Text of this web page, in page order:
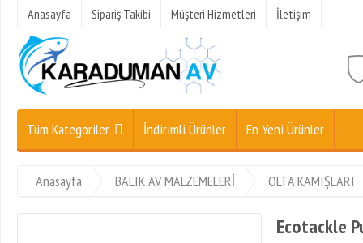
Anasayfa Sipariş Takibi Müşteri Hizmetleri İletişim
Tüm Kategoriler İndirimli Ürünler En Yeni Ürünler
Anasayfa BALIK AV MALZEMELERİ OLTA KAMIŞLARI
Ecotackle